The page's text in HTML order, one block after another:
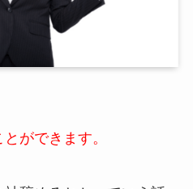
ができます。